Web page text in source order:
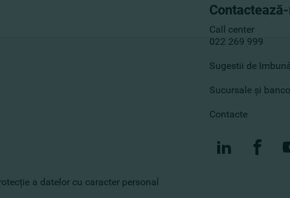
a datelor cu caracter personal
Call center
022 269 999
Sugestii de
Sucursale și
Contacte